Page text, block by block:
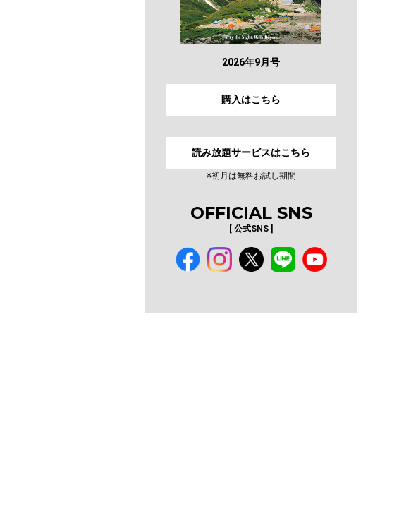
2026年9月号
購入はこちら
読み放題サービスはこちら
※初月は無料お試し期間
OFFICIAL SNS
[ 公式SNS ]